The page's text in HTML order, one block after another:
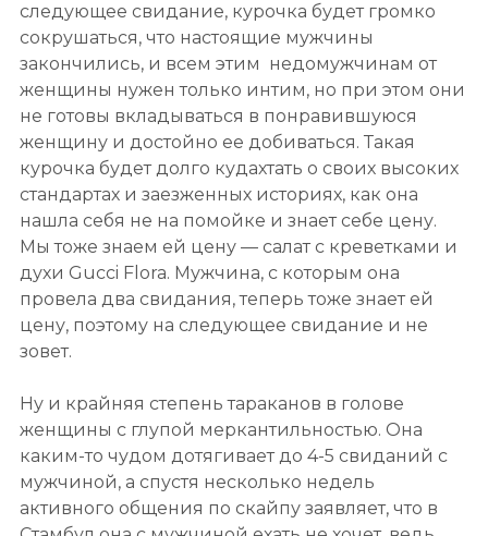
следующее свидание, курочка будет громко
сокрушаться, что настоящие мужчины
закончились, и всем этим недомужчинам от
женщины нужен только интим, но при этом они
не готовы вкладываться в понравившуюся
женщину и достойно ее добиваться. Такая
курочка будет долго кудахтать о своих высоких
стандартах и заезженных историях, как она
нашла себя не на помойке и знает себе цену.
Мы тоже знаем ей цену — салат с креветками и
духи Gucci Flora. Мужчина, с которым она
провела два свидания, теперь тоже знает ей
цену, поэтому на следующее свидание и не
зовет.
Ну и крайняя степень тараканов в голове
женщины с глупой меркантильностью. Она
каким-то чудом дотягивает до 4-5 свиданий с
мужчиной, а спустя несколько недель
активного общения по скайпу заявляет, что в